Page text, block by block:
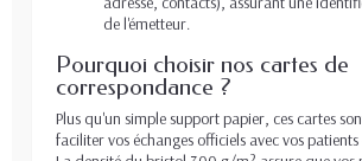
de l'émetteur.
Pourquoi choisir nos cartes de
correspondance ?
Plus qu'un simple support papier, ces cartes
faciliter vos échanges officiels avec vos